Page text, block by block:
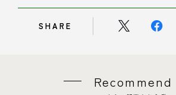
SHARE
Recommend